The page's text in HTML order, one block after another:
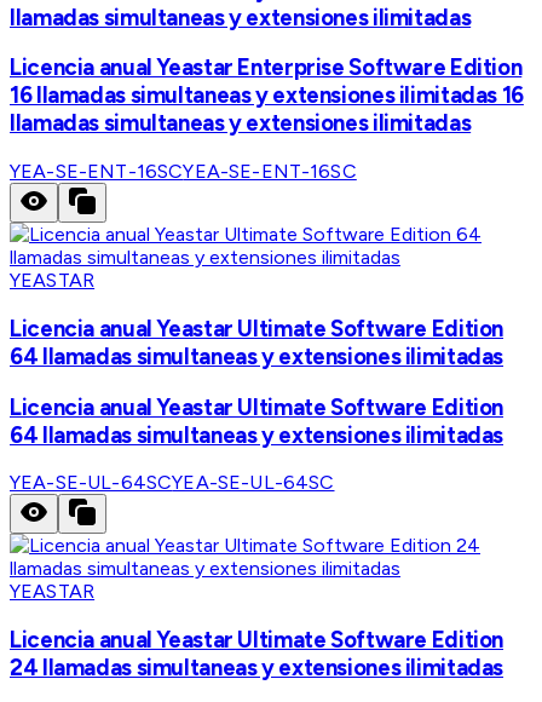
llamadas simultaneas y extensiones ilimitadas
Licencia anual Yeastar Enterprise Software Edition
16 llamadas simultaneas y extensiones ilimitadas 16
llamadas simultaneas y extensiones ilimitadas
YEA-SE-ENT-16SCYEA-SE-ENT-16SC
YEASTAR
Licencia anual Yeastar Ultimate Software Edition
64 llamadas simultaneas y extensiones ilimitadas
Licencia anual Yeastar Ultimate Software Edition
64 llamadas simultaneas y extensiones ilimitadas
YEA-SE-UL-64SCYEA-SE-UL-64SC
YEASTAR
Licencia anual Yeastar Ultimate Software Edition
24 llamadas simultaneas y extensiones ilimitadas